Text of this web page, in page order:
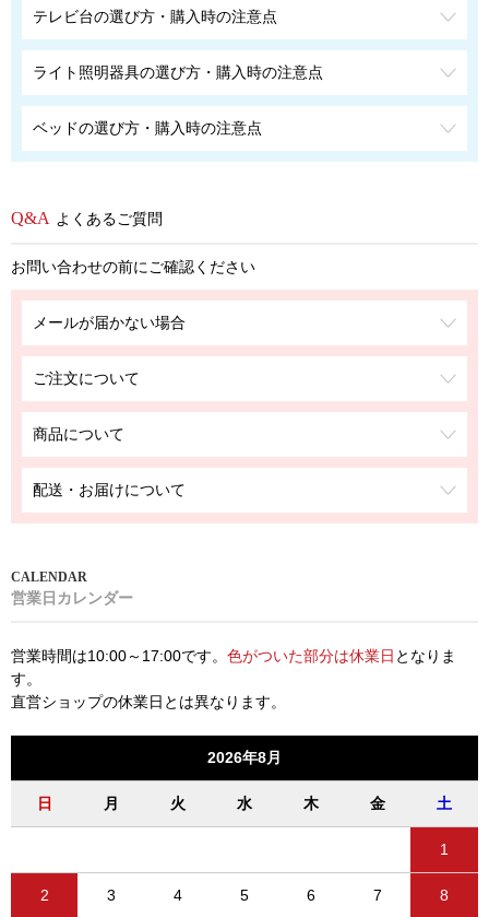
テレビ台の選び方・購入時の注意点
ライト照明器具の選び方・購入時の注意点
ベッドの選び方・購入時の注意点
よくあるご質問
お問い合わせの前にご確認ください
メールが届かない場合
ご注文について
商品について
配送・お届けについて
営業日カレンダー
営業時間は10:00～17:00です。 色がついた部分は休業日 となりま
す。
直営ショップの休業日とは異なります。
2026年8月
日 月 火 水 木 金 土
1
2 3 4 5 6 7 8